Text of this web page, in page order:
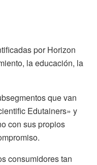
por Horizon
la educación, la
que van
Edutainers» y
con sus propios
consumidores tan